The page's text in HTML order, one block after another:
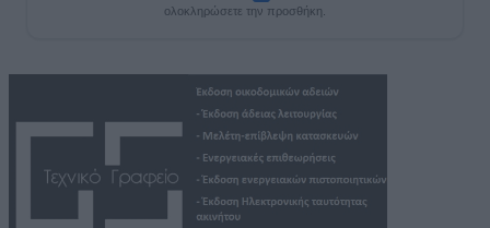
ολοκληρώσετε την προσθήκη.